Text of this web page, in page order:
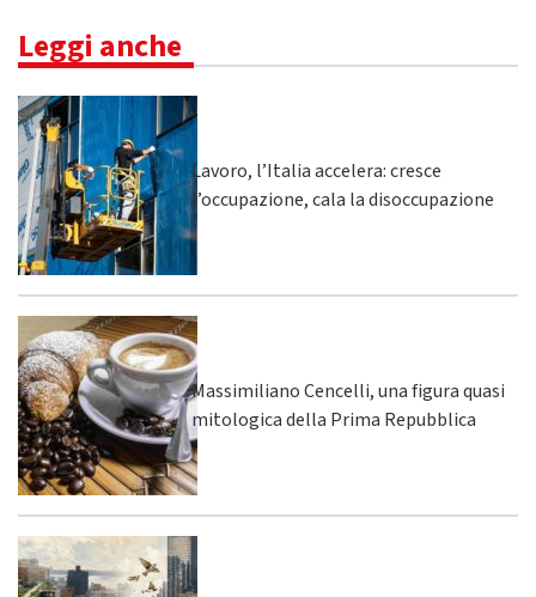
Leggi anche
Lavoro, l’Italia accelera: cresce
l’occupazione, cala la disoccupazione
Massimiliano Cencelli, una figura quasi
mitologica della Prima Repubblica